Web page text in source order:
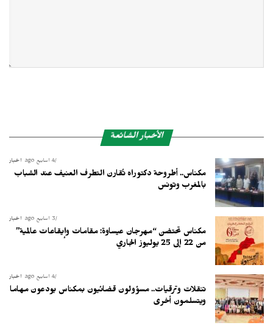
الأخبار الشائعة
أخبار 4 أسابيع ago
مكناس.. أطروحة دكتوراه تُقارن التطرف العنيف عند الشباب
بالمغرب وتونس
أخبار 3 أسابيع ago
مكناس تحتضن “مهرجان عيساوة: مقامات وإيقاعات عالمية”
من 22 إلى 25 يوليوز الجاري
أخبار 4 أسابيع ago
تنقلات وترقيات.. مسؤولون قضائيون بمكناس يودعون مهاما
ويتسلمون أخرى